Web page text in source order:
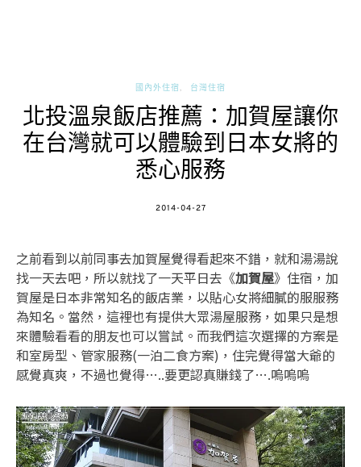
國內外住宿 台灣住宿
北投溫泉飯店推薦：加賀屋讓你
在台灣就可以體驗到日本女將的
悉心服務
POSTED
2014-04-27
之前看到以前同事去加賀屋覺得看起來不錯，就和湯湯說
找一天去吧，所以就找了一天平日去《加賀屋》住宿，加
賀屋是日本非常知名的飯店業，以貼心女將細膩的服服務
為知名。當然，這裡也有提供大眾湯屋服務，如果只是想
來體驗看看的朋友也可以嘗試。而我們這次選擇的方案是
和室房型、管家服務(一泊二食方案)，住完覺得當大爺的
感覺真爽，不過也覺得…..要更認真賺錢了….嗚嗚嗚